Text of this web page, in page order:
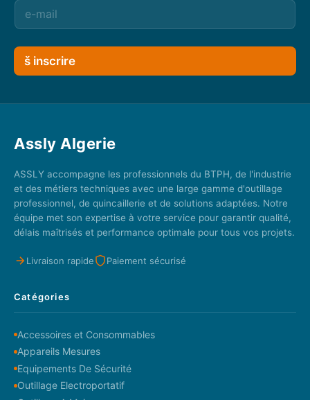
š inscrire
Assly Algerie
ASSLY accompagne les professionnels du BTPH, de l'industrie
et des métiers techniques avec une large gamme d'outillage
professionnel, de quincaillerie et de solutions adaptées. Notre
équipe met son expertise à votre service pour garantir qualité,
délais maîtrisés et performance optimale pour tous vos projets.
Livraison rapide Paiement sécurisé
Catégories
Accessoires et Consommables
Appareils Mesures
Equipements De Sécurité
Outillage Electroportatif